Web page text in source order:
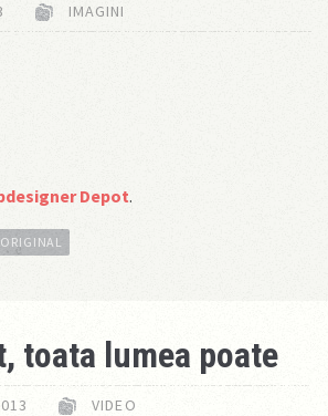
IMAGINI
Depot.
ORIGINAL
toata lumea poate
VIDEO